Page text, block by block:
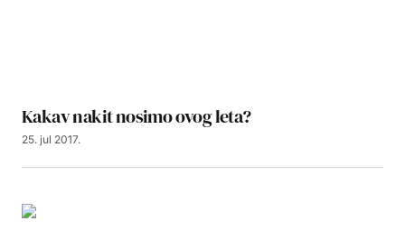
Kakav nakit nosimo ovog leta?
25. jul 2017.